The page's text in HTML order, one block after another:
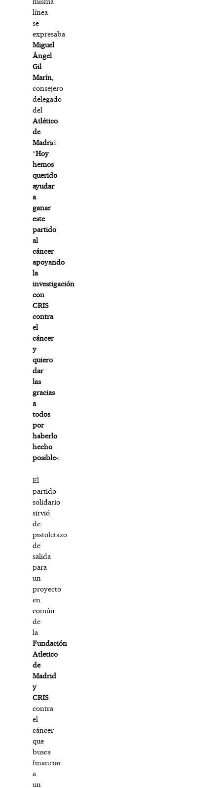
línea
se
expresaba
Miguel
Ángel
Gil
Marín,
consejero
delegado
del
Atlético
de
Madrid:
“Hoy
hemos
querido
ayudar
a
ganar
este
partido
al
cáncer
apoyando
la
investigación
con
CRIS
contra
el
cáncer
y
quiero
dar
las
gracias
a
todos
por
haberlo
hecho
posible«.
El
partido
solidario
sirvió
de
pistoletazo
de
salida
para
un
proyecto
en
común
de
la
Fundación
Atletico
de
Madrid
y
CRIS
contra
el
cáncer
que
busca
financiar
a
un